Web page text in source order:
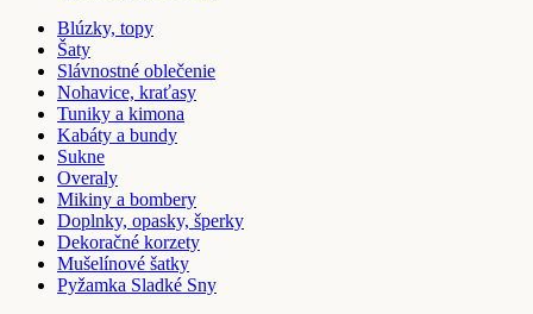
Blúzky, topy
Šaty
Slávnostné oblečenie
Nohavice, kraťasy
Tuniky a kimona
Kabáty a bundy
Sukne
Overaly
Mikiny a bombery
Doplnky, opasky, šperky
Dekoračné korzety
Mušelínové šatky
Pyžamka Sladké Sny